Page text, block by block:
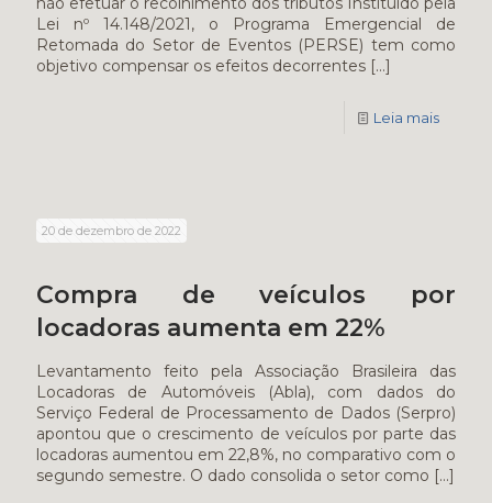
Lei nº 14.148/2021, o Programa Emergencial de
Retomada do Setor de Eventos (PERSE) tem como
objetivo compensar os efeitos decorrentes […]
Leia mais
20 de dezembro de 2022
Compra de veículos por
locadoras aumenta em 22%
Levantamento feito pela Associação Brasileira das
Locadoras de Automóveis (Abla), com dados do
Serviço Federal de Processamento de Dados (Serpro)
apontou que o crescimento de veículos por parte das
locadoras aumentou em 22,8%, no comparativo com o
segundo semestre. O dado consolida o setor como […]